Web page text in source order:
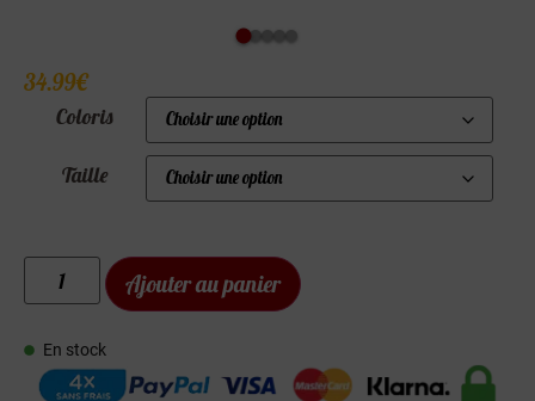
34.99€
Coloris
Taille
Ajouter au panier
En stock